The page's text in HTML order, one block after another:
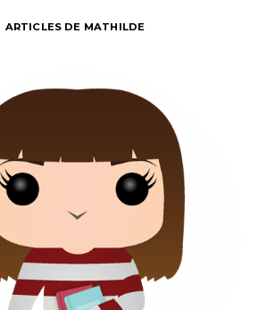
ARTICLES DE MATHILDE